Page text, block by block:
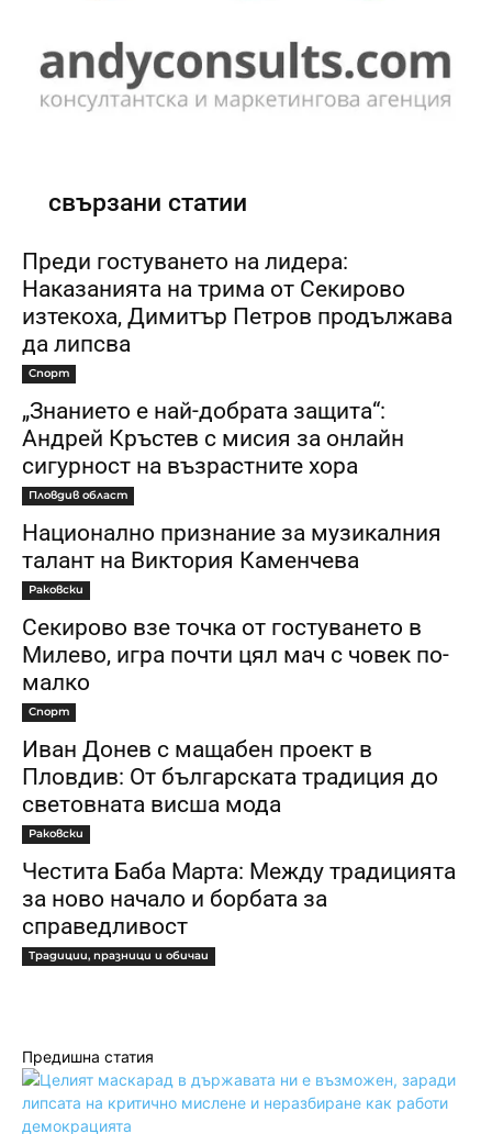
свързани статии
Преди гостуването на лидера:
Наказанията на трима от Секирово
изтекоха, Димитър Петров продължава
да липсва
Спорт
„Знанието е най-добрата защита“:
Андрей Кръстев с мисия за онлайн
сигурност на възрастните хора
Пловдив област
Национално признание за музикалния
талант на Виктория Каменчева
Раковски
Секирово взе точка от гостуването в
Милево, игра почти цял мач с човек по-
малко
Спорт
Иван Донев с мащабен проект в
Пловдив: От българската традиция до
световната висша мода
Раковски
Честита Баба Марта: Между традицията
за ново начало и борбата за
справедливост
Традиции, празници и обичаи
Предишна статия